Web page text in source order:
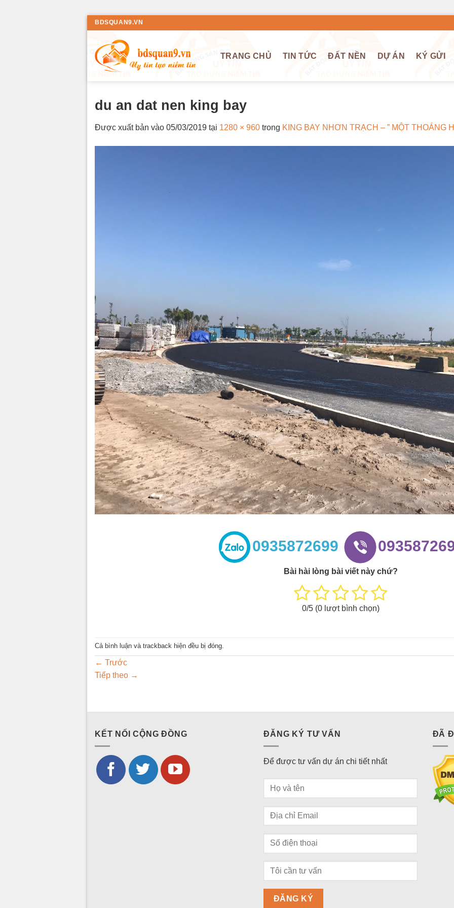
Bỏ
dung
BDSQUAN9.VN
TRANG CHỦ TIN TỨC ĐẤT NỀN DỰ ÁN KÝ GỬI
du an dat nen king bay
Được xuất bản vào 05/03/2019 tại 1280 × 960 trong KING BAY NHƠN TRẠCH – ” MỘT THOÁNG
0935872699
Bài hài lòng bài viết này chứ?
0/5 (0lượt bình chọn)
Cả bình luận và trackback hiện đều bị đóng.
← Trước
Tiếp theo →
KẾT NỐI CỘNG ĐỒNG ĐĂNG KÝ TƯ VẤN
Để được tư vấn dự án chi tiết nhất
ĐÃ